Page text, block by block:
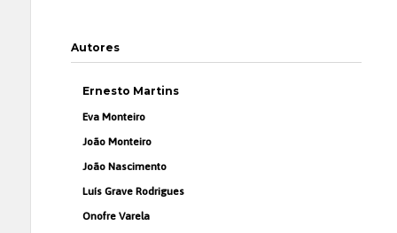
Autores
Ernesto Martins
Eva Monteiro
João Monteiro
João Nascimento
Luís Grave Rodrigues
Onofre Varela